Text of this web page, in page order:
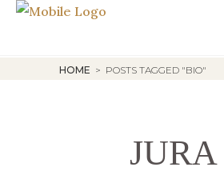
HOME > POSTS TAGGED "BIO"
JURA